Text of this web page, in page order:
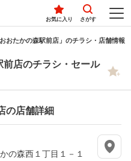
お気に入り さがす
おおたかの森駅前店」のチラシ・店舗情報
前店のチラシ・セール
の店舗詳細
の森西１丁目１－１